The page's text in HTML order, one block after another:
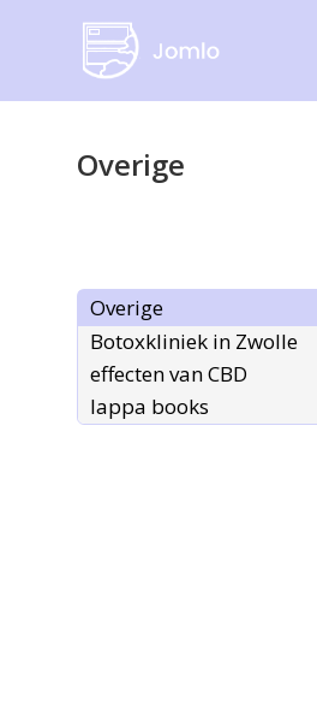
content
Overige
Overige
Botoxkliniek in Zwolle
effecten van CBD
lappa books